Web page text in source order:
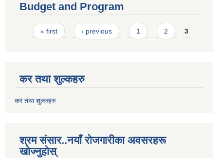
Budget and Program
Pages
« first ‹ previous 1 2 3
कर तथा शुल्कहरु
कर तथा शुल्कहरु
श्रम संसार..नयाँ रोजगारीका अवसरहरू
खोज्नुहोस्